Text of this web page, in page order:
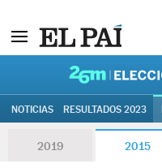
NOTICIAS RESULTADOS 2023
2019 2015